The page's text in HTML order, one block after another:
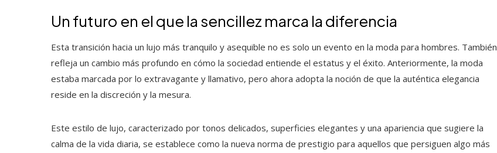
Un futuro en el que la sencillez marca la diferencia
Esta transición hacia un lujo más tranquilo y asequible no es solo un evento en la moda para hombres. También
refleja un cambio más profundo en cómo la sociedad entiende el estatus y el éxito. Anteriormente, la moda
estaba marcada por lo extravagante y llamativo, pero ahora adopta la noción de que la auténtica elegancia
reside en la discreción y la mesura.
Este estilo de lujo, caracterizado por tonos delicados, superficies elegantes y una apariencia que sugiere la
calma de la vida diaria, se establece como la nueva norma de prestigio para aquellos que persiguen algo más